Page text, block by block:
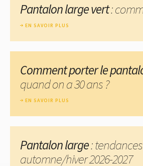
Pantalon large vert:
EN SAVOIR PLUS
Comment porter le
quand on a 30 ans ?
EN SAVOIR PLUS
Pantalon large: tendances
automne/hiver 2026-2027